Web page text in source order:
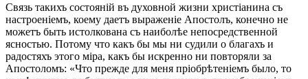
Связь такихъ состояній въ духовной жизни христіанина съ
настроеніемъ, коему даетъ выраженіе Апостолъ, конечно не
можетъ быть истолкована съ наиболѣе непосредственной
ясностью. Потому что какъ бы мы ни судили о благахъ и
радостяхъ этого міра, какъ бы искренно ни повторяли за
Апостоломъ: «Что прежде для меня пріобрѣтеніемъ было, то